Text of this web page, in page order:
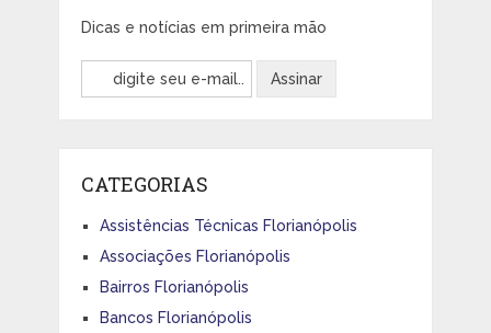
Dicas e notícias em primeira mão
CATEGORIAS
Assistências Técnicas Florianópolis
Associações Florianópolis
Bairros Florianópolis
Bancos Florianópolis